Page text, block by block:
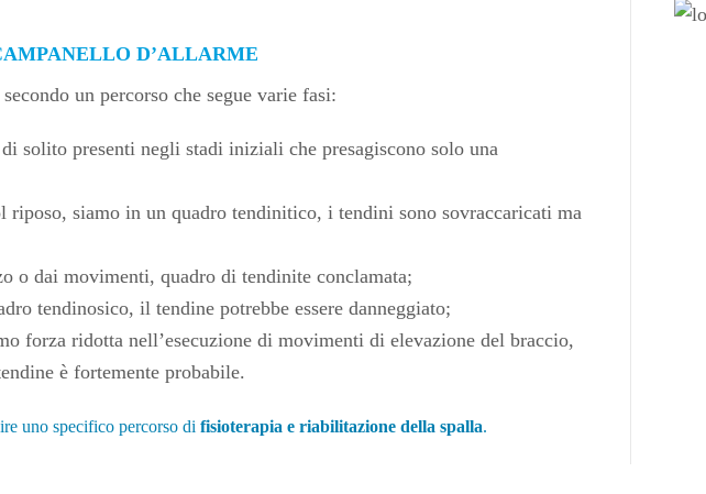
D’ALLARME
un percorso che segue varie fasi:
solito presenti negli stadi iniziali che presagiscono solo una
riposo, siamo in un quadro tendinitico, i tendini sono sovraccaricati ma
o dai movimenti, quadro di tendinite conclamata;
tendinosico, il tendine potrebbe essere danneggiato;
forza ridotta nell’esecuzione di movimenti di elevazione del braccio,
è fortemente probabile.
uno specifico percorso di fisioterapia e riabilitazione della spalla.